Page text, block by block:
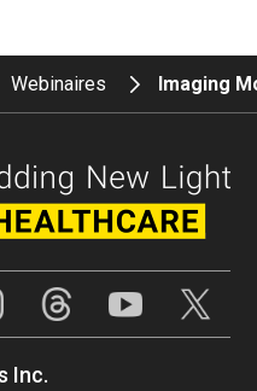
Webinaires Imaging
Inc.